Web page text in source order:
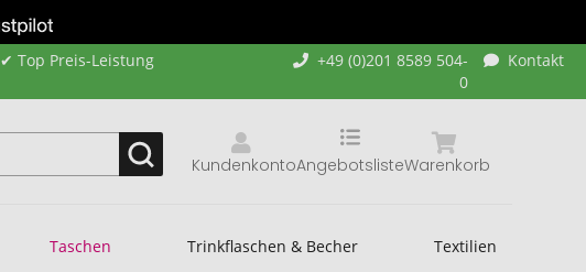
✔ Top Preis-Leistung
+49 (0)201 8589 504-
0
Kontakt
Kundenkonto Warenkorb
Angebotsliste
Taschen Trinkflaschen & Becher Textilien